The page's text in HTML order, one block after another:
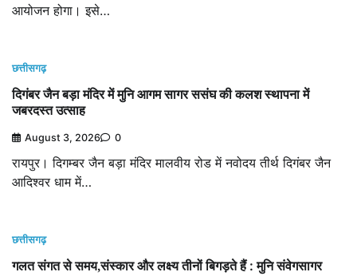
आयोजन होगा। इसे…
छत्तीसगढ़
दिगंबर जैन बड़ा मंदिर में मुनि आगम सागर ससंघ की कलश स्थापना में
जबरदस्त उत्साह
August 3, 2026 0
रायपुर। दिगम्बर जैन बड़ा मंदिर मालवीय रोड में नवोदय तीर्थ दिगंबर जैन
आदिश्वर धाम में…
छत्तीसगढ़
गलत संगत से समय,संस्कार और लक्ष्य तीनों बिगड़ते हैं : मुनि संवेगसागर